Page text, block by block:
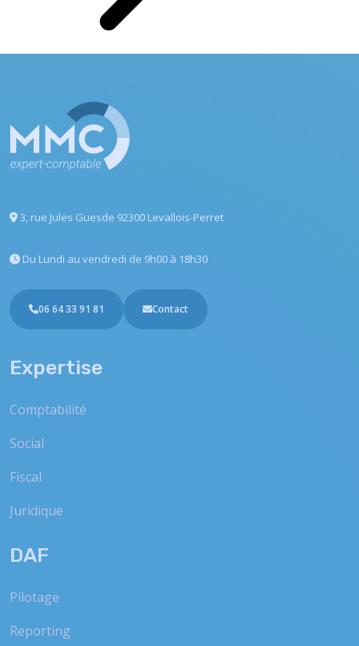
3, rue Jules Guesde 92300 Levallois-Perret
Du Lundi au vendredi de 9h00 à 18h30
06 64 33 91 81 Contact
Expertise
Comptabilité
Social
Fiscal
Juridique
DAF
Pilotage
Reporting